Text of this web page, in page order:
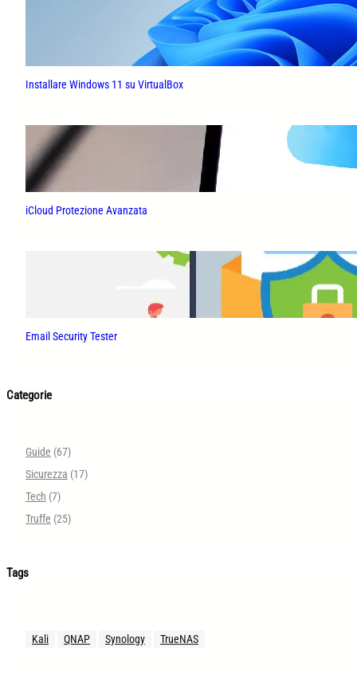
Installare Windows 11 su VirtualBox
iCloud Protezione Avanzata
Email Security Tester
Categorie
Guide (67)
Sicurezza (17)
Tech (7)
Truffe (25)
Tags
Kali QNAP Synology TrueNAS